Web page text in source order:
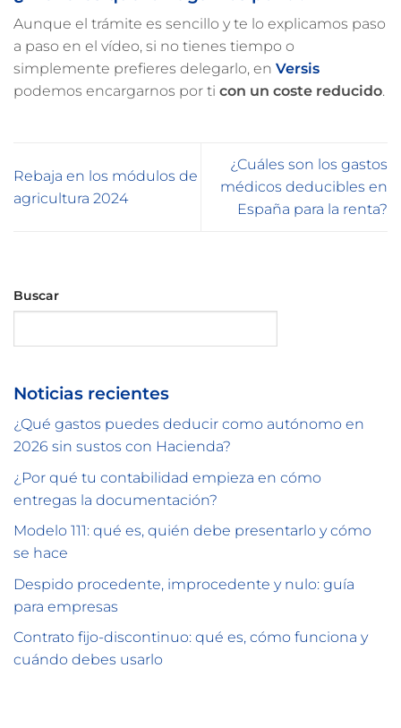
Aunque el trámite es sencillo y te lo explicamos paso
a paso en el vídeo, si no tienes tiempo o
simplemente prefieres delegarlo, en Versis
podemos encargarnos por ti con un coste reducido.
Rebaja en los módulos de
agricultura 2024
¿Cuáles son los gastos
médicos deducibles en
España para la renta?
Buscar
Noticias recientes
¿Qué gastos puedes deducir como autónomo en
2026 sin sustos con Hacienda?
¿Por qué tu contabilidad empieza en cómo
entregas la documentación?
Modelo 111: qué es, quién debe presentarlo y cómo
se hace
Despido procedente, improcedente y nulo: guía
para empresas
Contrato fijo-discontinuo: qué es, cómo funciona y
cuándo debes usarlo